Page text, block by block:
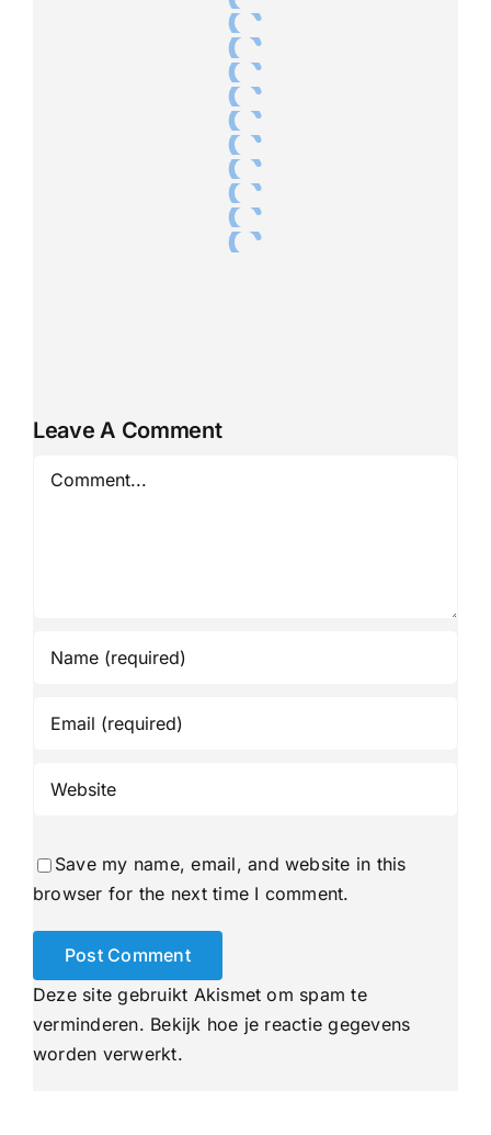
Leave A Comment
Save my name, email, and website in this
browser for the next time I comment.
Deze site gebruikt Akismet om spam te
verminderen. Bekijk hoe je reactie gegevens
worden verwerkt.